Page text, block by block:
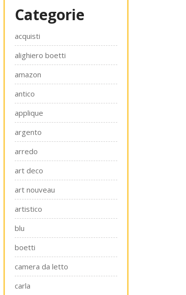
Categorie
acquisti
alighiero boetti
amazon
antico
applique
argento
arredo
art deco
art nouveau
artistico
blu
boetti
camera da letto
carla